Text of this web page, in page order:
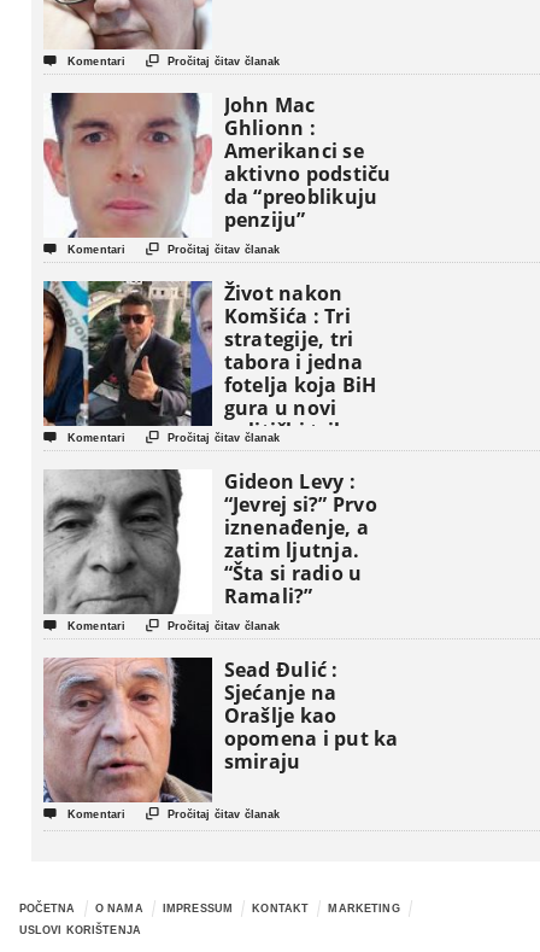
 Komentari  Pročitaj čitav članak
John Mac
Ghlionn :
Amerikanci se
aktivno podstiču
da “preoblikuju
penziju”
 Komentari  Pročitaj čitav članak
Život nakon
Komšića : Tri
strategije, tri
tabora i jedna
fotelja koja BiH
gura u novi
politički triler
 Komentari  Pročitaj čitav članak
Gideon Levy :
“Jevrej si?” Prvo
iznenađenje, a
zatim ljutnja.
“Šta si radio u
Ramali?”
 Komentari  Pročitaj čitav članak
Sead Đulić :
Sjećanje na
Orašlje kao
opomena i put ka
smiraju
 Komentari  Pročitaj čitav članak
POČETNA O NAMA IMPRESSUM KONTAKT
MARKETING
USLOVI KORIŠTENJA